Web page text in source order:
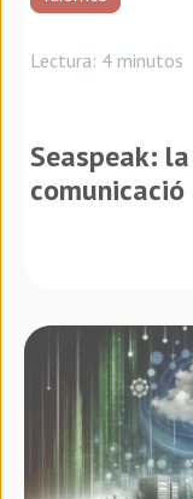
Lectura: 4 minutos
Seaspeak: